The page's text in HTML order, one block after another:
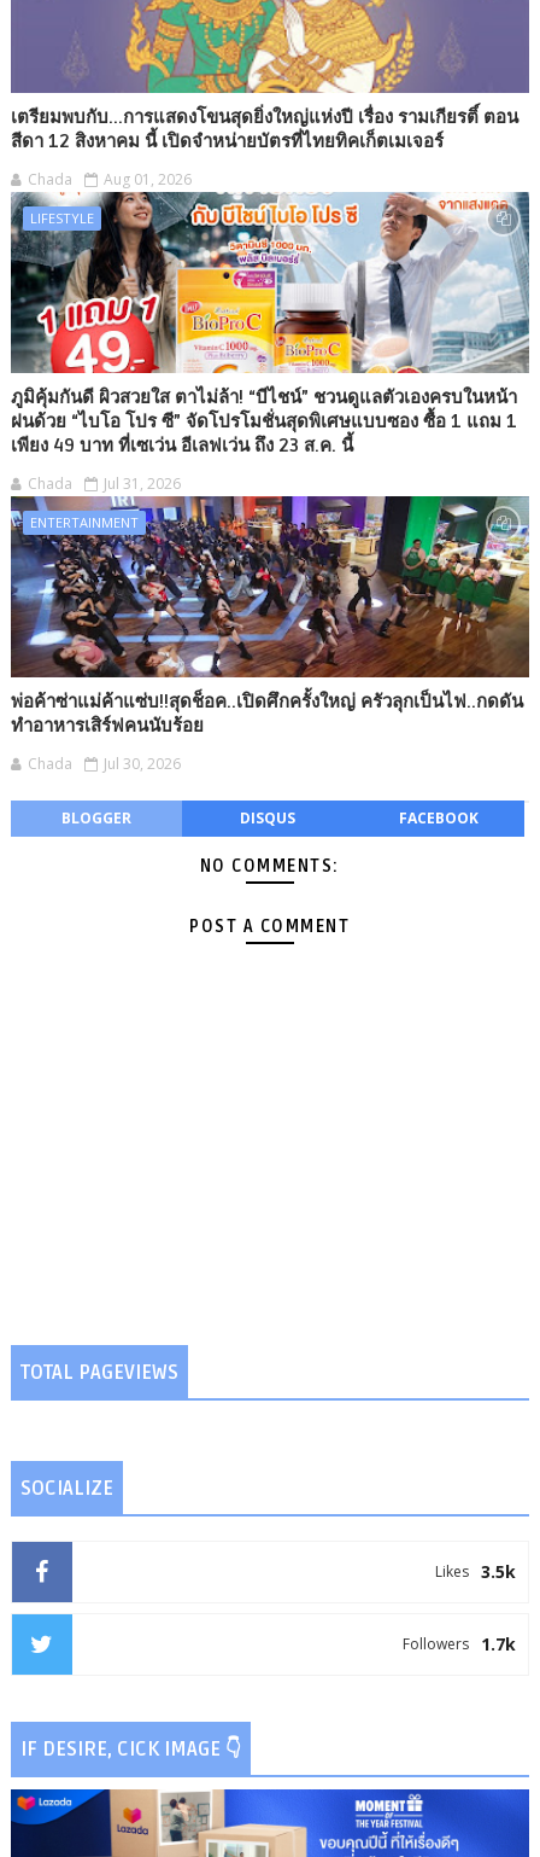
เตรียมพบกับ...การแสดงโขนสุดยิ่งใหญ่แห่งปี เรื่อง รามเกียรติ์ ตอน
สีดา 12 สิงหาคม นี้ เปิดจำหน่ายบัตรที่ไทยทิคเก็ตเมเจอร์
Chada Aug 01, 2026
LIFESTYLE
ภูมิคุ้มกันดี ผิวสวยใส ตาไม่ล้า! “บีไชน์” ชวนดูแลตัวเองครบในหน้า
ฝนด้วย “ไบโอ โปร ซี” จัดโปรโมชั่นสุดพิเศษแบบซอง ซื้อ 1 แถม 1
เพียง 49 บาท ที่เซเว่น อีเลฟเว่น ถึง 23 ส.ค. นี้
Chada Jul 31, 2026
ENTERTAINMENT
พ่อค้าซ่าแม่ค้าแซ่บ!!สุดช็อค..เปิดศึกครั้งใหญ่ ครัวลุกเป็นไฟ..กดดัน
ทำอาหารเสิร์ฟคนนับร้อย
Chada Jul 30, 2026
BLOGGER DISQUS FACEBOOK
NO COMMENTS:
POST A COMMENT
TOTAL PAGEVIEWS
SOCIALIZE
3.5k
Likes
1.7k
Followers
IF DESIRE, CICK IMAGE 👇